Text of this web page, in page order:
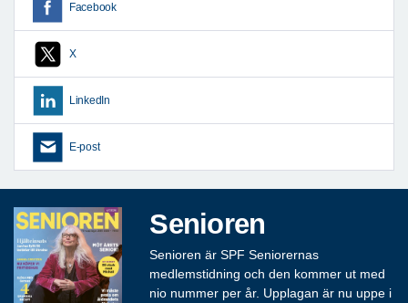
Facebook
X
LinkedIn
E-post
Senioren
Senioren är SPF Seniorernas
medlemstidning och den kommer ut med
nio nummer per år. Upplagan är nu uppe i